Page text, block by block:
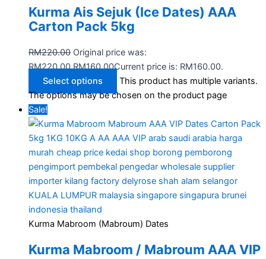
Kurma Ais Sejuk (Ice Dates) AAA
Carton Pack 5kg
RM220.00 Original price was:
RM220.00.RM160.00Current price is: RM160.00.
Select options
This product has multiple variants.
The options may be chosen on the product page
Sale!
Kurma Mabroom (Mabroum) Dates
Kurma Mabroom / Mabroum AAA VIP